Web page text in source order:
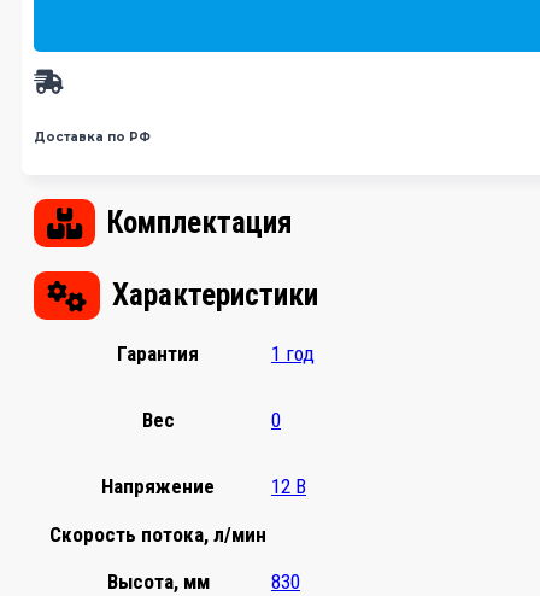
Доставка по РФ
Комплектация
Характеристики
Гарантия 1 год
Вес 0
Напряжение
12 В
Скорость потока, л/мин
Высота, мм
830